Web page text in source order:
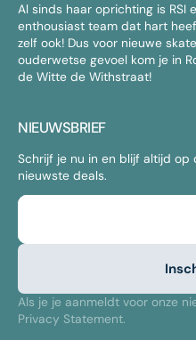
NIEUWSBRIEF
Schrijf je nu in en blijf altijd op
nieuwste deals.
Als je je aanmeldt voor onze
Privacy Statement.
Al sinds haar oprichting is RSI
enthousiast team dat hart
zelf ook! Dus voor nieuwe
ouderwetse gevoel kom je in
de Witte de Withstraat!